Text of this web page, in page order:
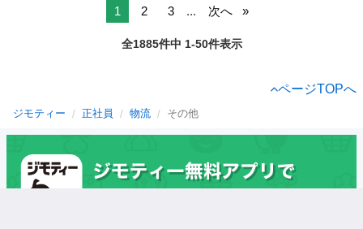
1 2 3 ... 次へ
全1885件中 1-50件表示
ページTOPへ
ジモティー 正社員 物流 その他